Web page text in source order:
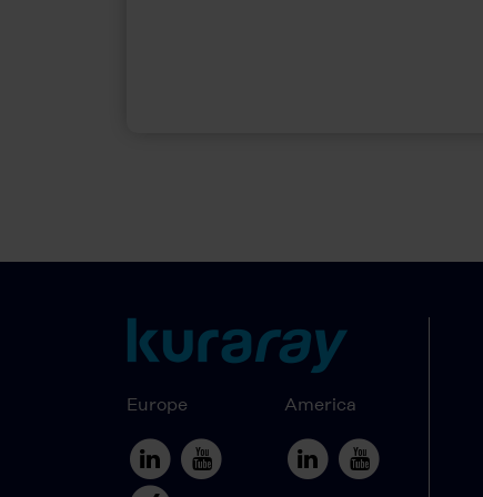
Europe America